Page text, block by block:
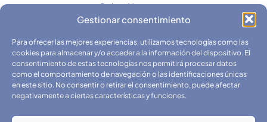
Gestionar consentimiento
Para ofrecer las mejores experiencias, utilizamos tecnologías como las
cookies para almacenar y/o acceder a la información del dispositivo. El
consentimiento de estas tecnologías nos permitirá procesar datos
como el comportamiento de navegación o las identificaciones únicas
en este sitio. No consentir o retirar el consentimiento, puede afectar
negativamente a ciertas características y funciones.
Sobre Nosotros
Catálogos
Fichas Técnicas y Seguridad